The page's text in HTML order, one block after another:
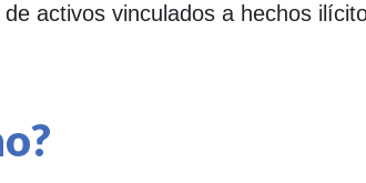
activos vinculados a hechos